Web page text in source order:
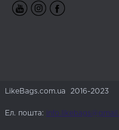
LikeBags.com.ua 2016-2023
Ел. пошта: